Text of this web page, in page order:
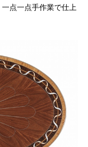
点一点手作業で仕上